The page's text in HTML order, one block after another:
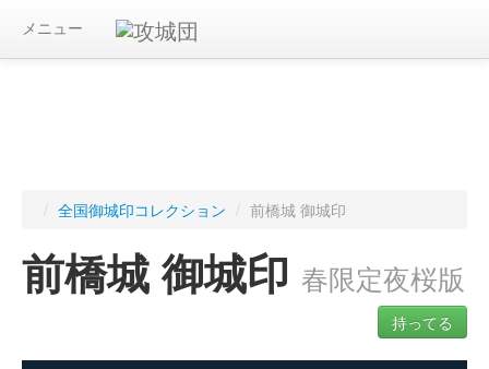
メニュー
/ 全国御城印コレクション / 前橋城 御城印
前橋城 御城印 春限定夜桜版
持ってる